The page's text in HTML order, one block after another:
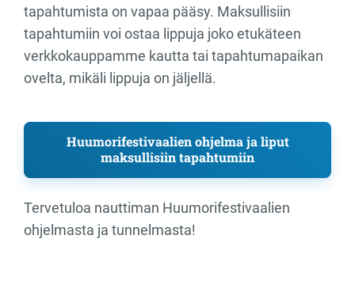
tapahtumista on vapaa pääsy. Maksullisiin
tapahtumiin voi ostaa lippuja joko etukäteen
verkkokauppamme kautta tai tapahtumapaikan
ovelta, mikäli lippuja on jäljellä.
Huumorifestivaalien ohjelma ja liput
maksullisiin tapahtumiin
Tervetuloa nauttiman Huumorifestivaalien
ohjelmasta ja tunnelmasta!